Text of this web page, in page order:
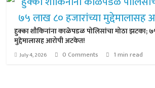
हुक्का शौकिनांना काळेपडळ पोलिसांचा मोठा झटका;
मुद्देमालासह आरोपी अटकेत!
July 4, 2026 0 Comments 1 min read